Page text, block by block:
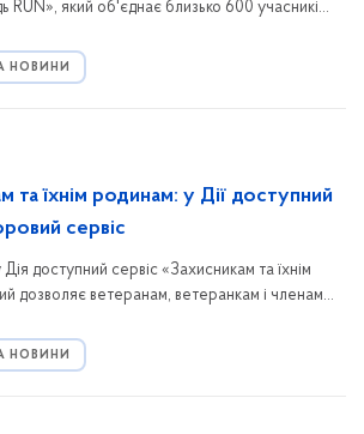
RUN», який об'єднає близько 600 учасників.
парки – локації здорової України».
НОВИНИ
та їхнім родинам: у Дії доступний
сервіс
доступний сервіс «Захисникам та їхнім
дозволяє ветеранам, ветеранкам і членам
послуг швидко, зручно та без зайвої
НОВИНИ